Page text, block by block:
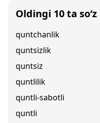
Oldingi 10 ta so‘z
quntchanlik
quntsizlik
quntsiz
quntlilik
quntli-sabotli
quntli